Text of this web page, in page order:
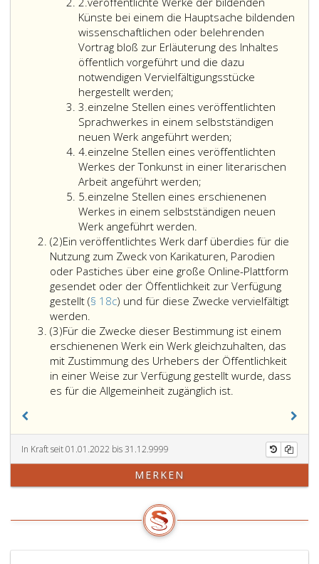
nach
ihrem
Erscheinen
Hauptsache
bildendes
Werk
ein
Werk
in
Paragraph
2,
Ziffer
3,
Art
oder
ein
Werk
darf
nur
zur
2
Künste bei einem die Hauptsache bildenden
wissenschaftlichen oder belehrenden
Vortrag bloß zur Erläuterung des Inhaltes
öffentlich vorgeführt und die dazu
notwendigen Vervielfältigungsstücke
hergestellt werden;
3.Ziffer
3
einzelne Stellen eines veröffentlichten
Sprachwerkes in einem selbstständigen
neuen Werk angeführt werden;
4.Ziffer
4
einzelne Stellen eines veröffentlichten
Werkes der Tonkunst in einer literarischen
Arbeit angeführt werden;
5.Ziffer
5
einzelne Stellen eines erschienenen
Werkes in einem selbstständigen neuen
Werk angeführt werden.
(2)Absatz
2
Ein veröffentlichtes Werk darf überdies für die
Nutzung zum Zweck von Karikaturen, Parodien
oder Pastiches über eine große Online-Plattform
gesendet oder der Öffentlichkeit zur Verfügung
gestellt (§ 18c) und für diese Zwecke vervielfältigt
werden.
veröffentlichtes
Werk
darf
überdies
für
zum
Zweck
von
Karikaturen,
Pastiches
eine
(3)Absatz
3
Für die Zwecke dieser Bestimmung ist einem
erschienenen Werk ein Werk gleichzuhalten, das
mit Zustimmung des Urhebers der Öffentlichkeit
in einer Weise zur Verfügung gestellt wurde, dass
es für die Allgemeinheit zugänglich ist.
In Kraft seit 01.01.2022 bis 31.12.9999
MERKEN